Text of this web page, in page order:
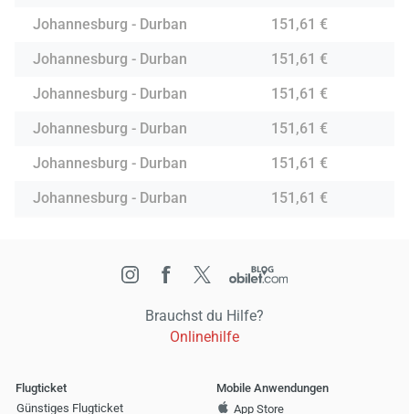
Johannesburg - Durban
151,61 €
Johannesburg - Durban
151,61 €
Johannesburg - Durban
151,61 €
Johannesburg - Durban
151,61 €
Johannesburg - Durban
151,61 €
Johannesburg - Durban
151,61 €
Brauchst du Hilfe?
Onlinehilfe
Flugticket
Günstiges Flugticket
Mobile Anwendungen
App Store